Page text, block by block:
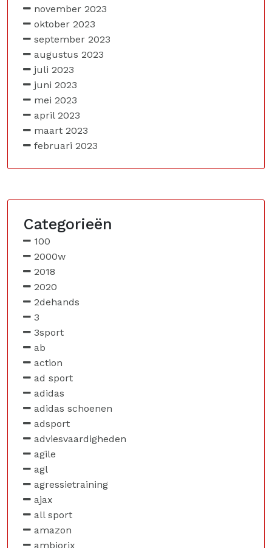
november 2023
oktober 2023
september 2023
augustus 2023
juli 2023
juni 2023
mei 2023
april 2023
maart 2023
februari 2023
Categorieën
100
2000w
2018
2020
2dehands
3
3sport
ab
action
ad sport
adidas
adidas schoenen
adsport
adviesvaardigheden
agile
agl
agressietraining
ajax
all sport
amazon
ambiorix